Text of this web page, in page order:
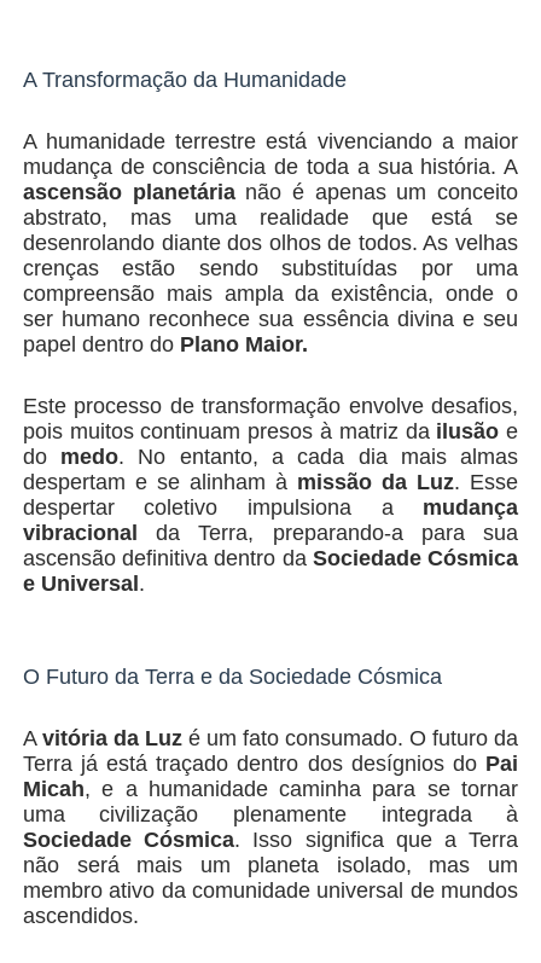
A Transformação da Humanidade
A humanidade terrestre está vivenciando a maior
mudança de consciência de toda a sua história. A
ascensão planetárianão é apenas um conceito
abstrato, mas uma realidade que está se
desenrolando diante dos olhos de todos. As velhas
crenças estão sendo substituídas por uma
compreensão mais ampla da existência, onde o
ser humano reconhece sua essência divina e seu
papel dentro doPlano Maior.
Este processo de transformação envolve desafios,
pois muitos continuam presos à matriz da ilusão e
do medo. No entanto, a cada dia mais almas
despertam e se alinham à missão da Luz. Esse
despertar coletivo impulsiona a mudança
vibracional da Terra, preparando-a para sua
ascensão definitiva dentro da Sociedade Cósmica
e Universal.
O Futuro da Terra e da Sociedade Cósmica
A vitória da Luzé um fato consumado. O futuro da
Terra já está traçado dentro dos desígnios doPai
Micah, e a humanidade caminha para se tornar
uma civilização plenamente integrada à
Sociedade Cósmica. Isso significa que a Terra
não será mais um planeta isolado, mas um
membro ativo da comunidade universal de mundos
ascendidos.